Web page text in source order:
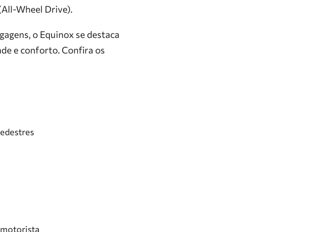
Wheel Drive).
o Equinox se destaca
e conforto. Confira os
motorista